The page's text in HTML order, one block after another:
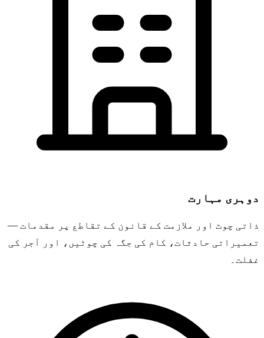
دوہری مہارت
ذاتی چوٹ اور ملازمت کے قانون کے تقاطع پر مقدمات —
تعمیراتی حادثات، کام کی جگہ کی چوٹیں، اور آجر کی
غفلت۔